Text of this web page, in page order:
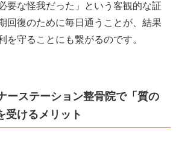
要な怪我だった」という客観的な証
回復のために毎日通うことが、結果
を守ることにも繋がるのです。
ーステーション整骨院で「質の
受けるメリット